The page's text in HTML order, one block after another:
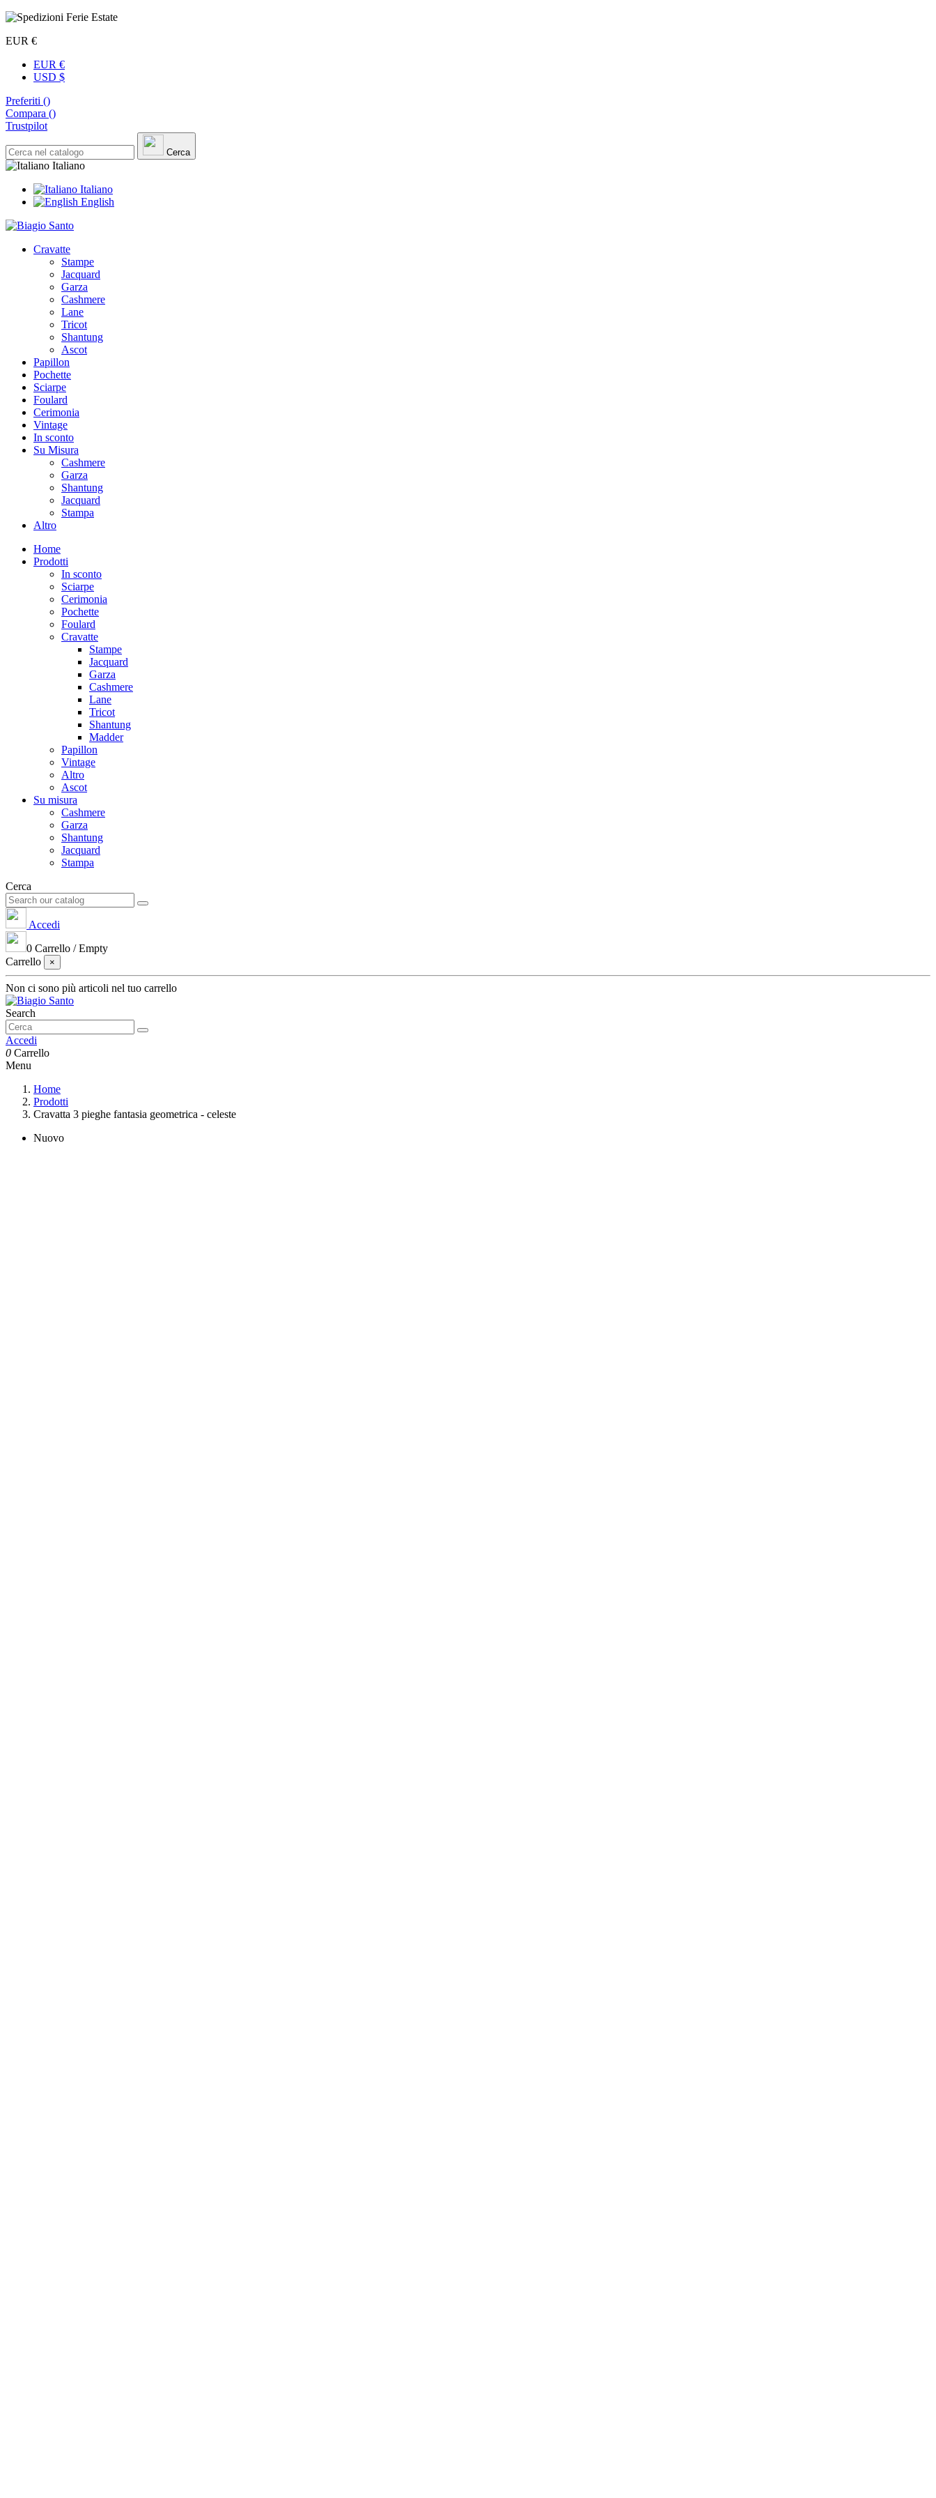
EUR €
EUR €
USD $
Preferiti ()
Compara ()
Trustpilot
Cerca
Italiano
Italiano
English
Cravatte
Stampe
Jacquard
Garza
Cashmere
Lane
Tricot
Shantung
Ascot
Papillon
Pochette
Sciarpe
Foulard
Cerimonia
Vintage
In sconto
Su Misura
Cashmere
Garza
Shantung
Jacquard
Stampa
Altro
Home
Prodotti
In sconto
Sciarpe
Cerimonia
Pochette
Foulard
Cravatte
Stampe
Jacquard
Garza
Cashmere
Lane
Tricot
Shantung
Madder
Papillon
Vintage
Altro
Ascot
Su misura
Cashmere
Garza
Shantung
Jacquard
Stampa
Cerca
Accedi
0 Carrello /Empty
Carrello
×
Non ci sono più articoli nel tuo carrello
Search
Accedi
0 Carrello
Menu
Home
Prodotti
Cravatta 3 pieghe fantasia geometrica - celeste
Nuovo